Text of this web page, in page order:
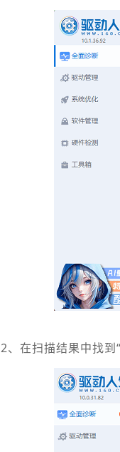
2、在扫描结果中找到